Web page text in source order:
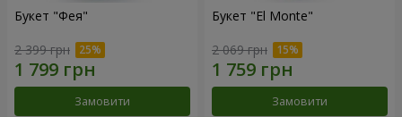
Букет "Фея"
2 399 грн
Замовити
Букет "El Monte"
2 069 грн
Замовити